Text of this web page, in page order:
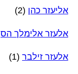
אליעזר כהן (2)
אלעזר אלימלך הס
אלעזר זילבר (1)